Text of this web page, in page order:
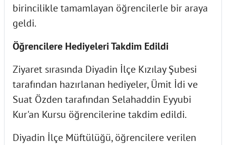
birincilikle tamamlayan öğrencilerle bir araya
geldi.
Öğrencilere Hediyeleri Takdim Edildi
Ziyaret sırasında Diyadin İlçe Kızılay Şubesi
tarafından hazırlanan hediyeler, Ümit İdi ve
Suat Özden tarafından Selahaddin Eyyubi
Kur'an Kursu öğrencilerine takdim edildi.
Diyadin İlçe Müftülüğü, öğrencilere verilen